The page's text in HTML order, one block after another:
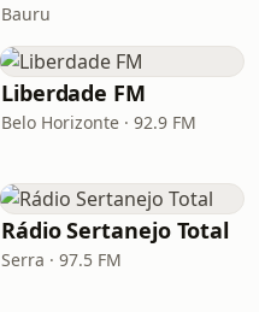
Bauru
Liberdade FM
Belo Horizonte · 92.9 FM
Rádio Sertanejo Total
Serra · 97.5 FM